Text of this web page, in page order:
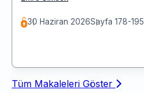
30 Haziran 2026Sayfa 178-195
Tüm Makaleleri Göster